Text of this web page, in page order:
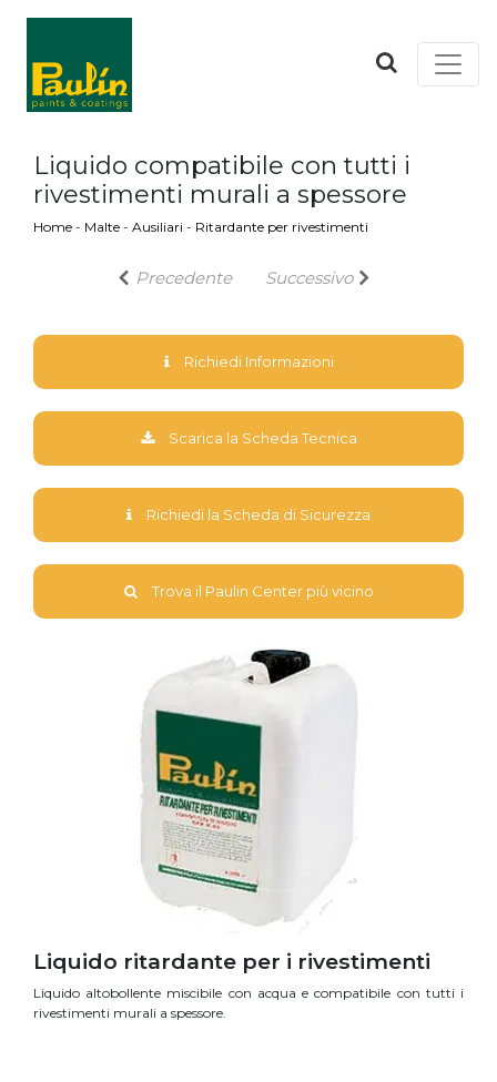
Liquido compatibile con tutti i
rivestimenti murali a spessore
Home - Malte - Ausiliari - Ritardante per rivestimenti
Precedente Successivo
Richiedi Informazioni
Scarica la Scheda Tecnica
Richiedi la Scheda di Sicurezza
Trova il Paulin Center più vicino
Liquido ritardante per i rivestimenti
Liquido altobollente miscibile con acqua e compatibile con tutti i
rivestimenti murali a spessore.